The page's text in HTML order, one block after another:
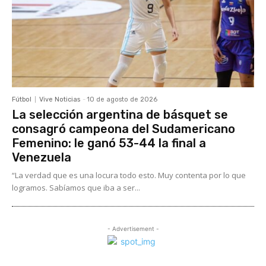
Fútbol Vive Noticias - 10 de agosto de 2026
La selección argentina de básquet se
consagró campeona del Sudamericano
Femenino: le ganó 53-44 la final a
Venezuela
“La verdad que es una locura todo esto. Muy contenta por lo que
logramos. Sabíamos que iba a ser...
- Advertisement -